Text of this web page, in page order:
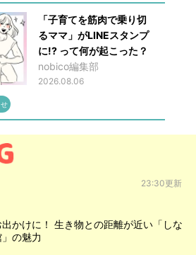
「子育てを筋肉で乗り切
るママ」がLINEスタンプ
に!? って何が起こった？
nobico編集部
2026.08.06
23:30更新
かけに！ 生き物との距離が近い「しな
の魅力